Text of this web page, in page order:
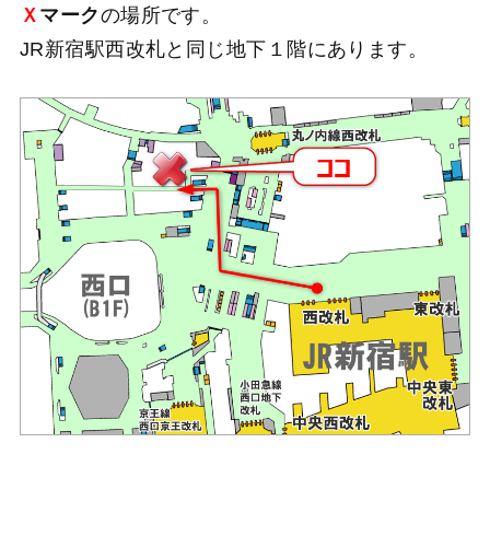
Ｘ マークの場所です。
JR新宿駅西改札と同じ地下１階にあります。